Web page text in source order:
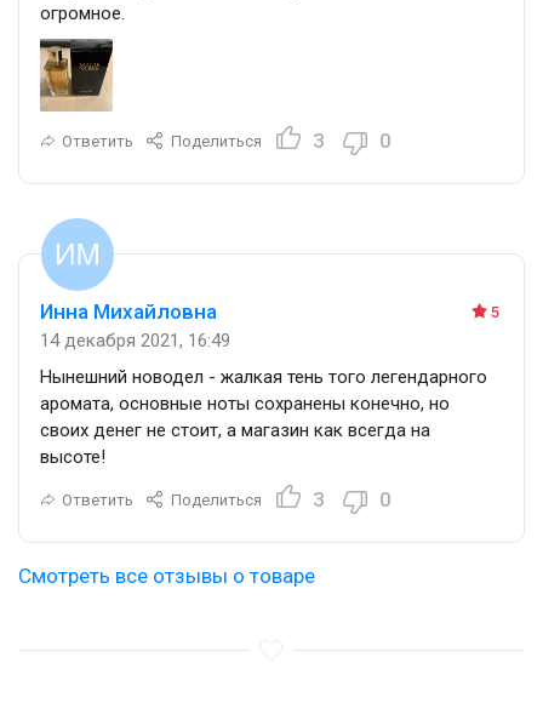
огромное.
Ответить Поделиться 3 0
5
Инна Михайловна
14 декабря 2021, 16:49
Нынешний новодел - жалкая тень того легендарного
аромата, основные ноты сохранены конечно, но
своих денег не стоит, а магазин как всегда на
высоте!
Ответить Поделиться 3 0
Смотреть все отзывы о товаре